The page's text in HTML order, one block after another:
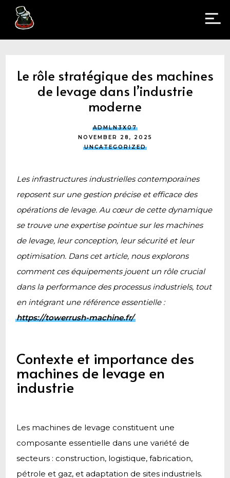
Le rôle stratégique des machines
de levage dans l’industrie
moderne
ADMLN3X07
NOVEMBER 28, 2025
UNCATEGORIZED
Les infrastructures industrielles contemporaines
reposent sur une gestion précise et efficace des
opérations de levage. Au cœur de cette dynamique
se trouve une expertise pointue sur les machines
de levage, leur conception, leur sécurité et leur
optimisation. Dans cet article, nous explorons
comment ces équipements jouent un rôle crucial
dans la performance des processus industriels, tout
en intégrant une référence essentielle :
https://towerrush-machine.fr/.
Contexte et importance des
machines de levage en
industrie
Les machines de levage constituent une
composante essentielle dans une variété de
secteurs : construction, logistique, fabrication,
pétrole et gaz, et adaptation de sites industriels.